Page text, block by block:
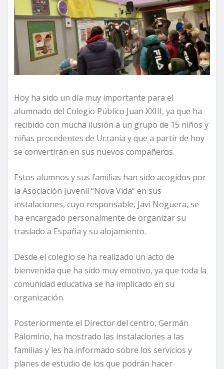
Hoy ha sido un día muy importante para el
alumnado del Colegio Público Juan XXIII, ya que ha
recibido con mucha ilusión a un grupo de 15 niños y
niñas procedentes de Ucrania y que a partir de hoy
se convertirán en sus nuevos compañeros.
Estos alumnos y sus familias han sido acogidos por
la Asociación Juvenil “Nova Vida”en sus
instalaciones, cuyo responsable, Javi Noguera, se
ha encargado personalmente de organizar su
traslado a España y su alojamiento.
Desde el colegio se ha realizado un acto de
bienvenida que ha sido muy emotivo, ya que toda la
comunidad educativa se ha implicado en su
organización.
Posteriormente el Director del centro, Germán
Palomino, ha mostrado las instalaciones a las
familias y les ha informado sobre los servicios y
planes de estudio de los que podrán hacer